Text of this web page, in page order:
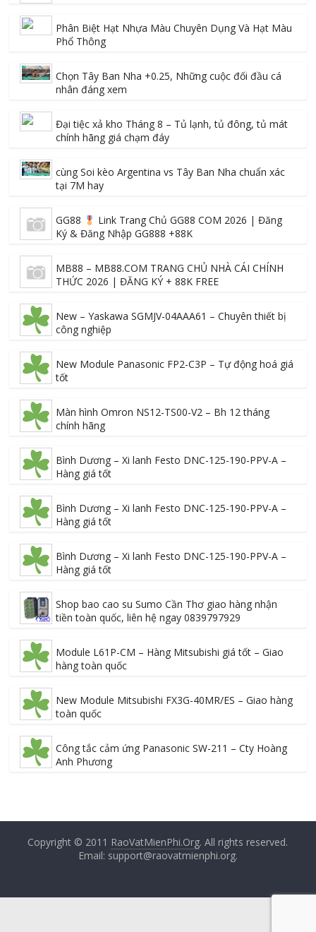
Phân Biệt Hạt Nhựa Màu Chuyên Dụng Và Hạt Màu
Phổ Thông
Chọn Tây Ban Nha +0.25, Những cuộc đối đầu cá
nhân đáng xem
Đại tiệc xả kho Tháng 8 – Tủ lạnh, tủ đông, tủ mát
chính hãng giá chạm đáy
cùng Soi kèo Argentina vs Tây Ban Nha chuẩn xác
tại 7M hay
GG88
Link Trang Chủ GG88 COM 2026 | Đăng
Ký & Đăng Nhập GG888 +88K
MB88 – MB88.COM TRANG CHỦ NHÀ CÁI CHÍNH
THỨC 2026 | ĐĂNG KÝ + 88K FREE
New – Yaskawa SGMJV-04AAA61 – Chuyên thiết bị
công nghiệp
New Module Panasonic FP2-C3P – Tự động hoá giá
tốt
Màn hình Omron NS12-TS00-V2 – Bh 12 tháng
chính hãng
Bình Dương – Xi lanh Festo DNC-125-190-PPV-A –
Hàng giá tốt
Bình Dương – Xi lanh Festo DNC-125-190-PPV-A –
Hàng giá tốt
Bình Dương – Xi lanh Festo DNC-125-190-PPV-A –
Hàng giá tốt
Shop bao cao su Sumo Cần Thơ giao hàng nhận
tiền toàn quốc, liên hệ ngay 0839797929
Module L61P-CM – Hàng Mitsubishi giá tốt – Giao
hàng toàn quốc
New Module Mitsubishi FX3G-40MR/ES – Giao hàng
toàn quốc
Công tắc cảm ứng Panasonic SW-211 – Cty Hoàng
Anh Phương
Copyright © 2011 RaoVatMienPhi.Org. All rights reserved.
Email: support@raovatmienphi.org.